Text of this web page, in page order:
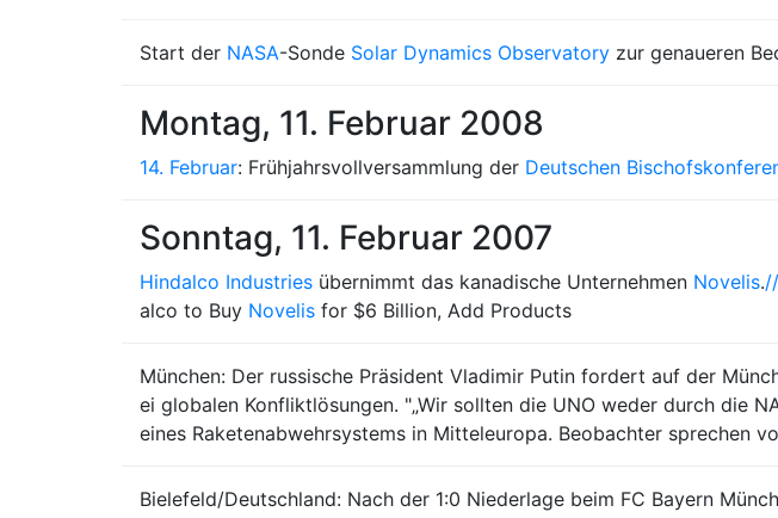
Start der NASA-Sonde Solar Dynamics Observatory zur genaueren
Montag, 11. Februar 2008
14. Februar: Frühjahrsvollversammlung der Deutschen
Sonntag, 11. Februar 2007
Hindalco Industries übernimmt das kanadische Unternehmen Novelis.
alco to Buy Novelis for $6 Billion, Add Products
München: Der russische Präsident Vladimir Putin fordert auf der
ei globalen Konfliktlösungen. "„Wir sollten die UNO weder durch die
eines Raketenabwehrsystems in Mitteleuropa. Beobachter sprechen
Bielefeld/Deutschland: Nach der 1:0 Niederlage beim FC Bayern